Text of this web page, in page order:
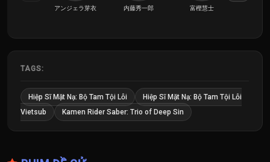
アンジェラ芽衣 内藤秀一郎 富樫慧士
TAGS:
Hiệp Sĩ Mặt Nạ: Bộ Tam Tội Lỗi
Hiệp Sĩ Mặt Nạ: Bộ Tam Tội Lỗi
Vietsub
Kamen Rider Saber: Trio of Deep Sin